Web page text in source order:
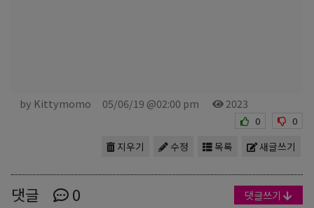
by Kittymomo 05/06/19 @02:00 pm 2023
0 0
새글쓰기
목록
수정
지우기
댓글 0 댓글쓰기